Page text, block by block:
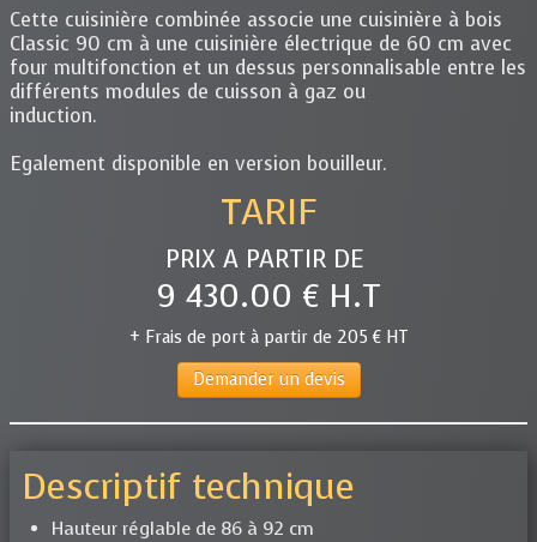
Cette cuisinière combinée associe une cuisinière à bois
Classic 90 cm à une cuisinière électrique de 60 cm avec
four multifonction et un dessus personnalisable entre les
différents modules de cuisson à gaz ou
induction.
Egalement disponible en version bouilleur.
TARIF
PRIX A PARTIR DE
9 430.00 € H.T
+ Frais de port à partir de 205 € HT
Demander un devis
Descriptif technique
Hauteur réglable de 86 à 92 cm